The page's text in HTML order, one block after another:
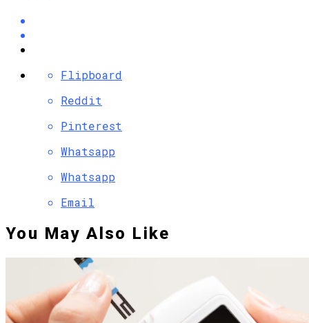
Flipboard
Reddit
Pinterest
Whatsapp
Whatsapp
Email
You May Also Like